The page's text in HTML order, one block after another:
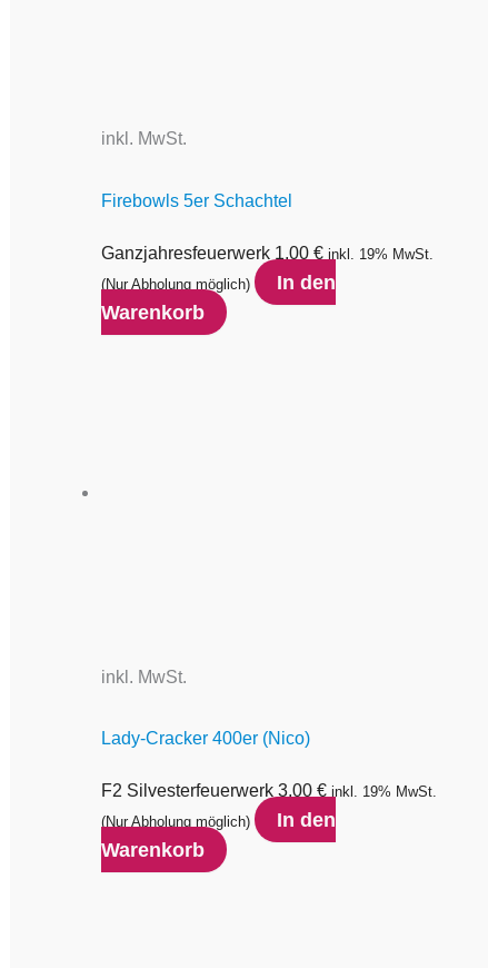
inkl. MwSt.
Firebowls 5er Schachtel
Ganzjahresfeuerwerk 1,00 € inkl. 19% MwSt.
(Nur Abholung möglich)
In den
Warenkorb
inkl. MwSt.
Lady-Cracker 400er (Nico)
F2 Silvesterfeuerwerk 3,00 € inkl. 19% MwSt.
(Nur Abholung möglich)
In den
Warenkorb